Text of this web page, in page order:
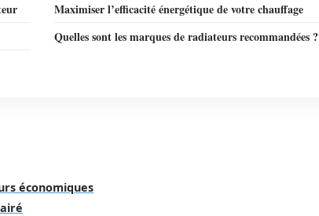
Maximiser l’efficacité énergétique de votre chauffage
Quelles sont les marques de radiateurs recommandées ?
économiques